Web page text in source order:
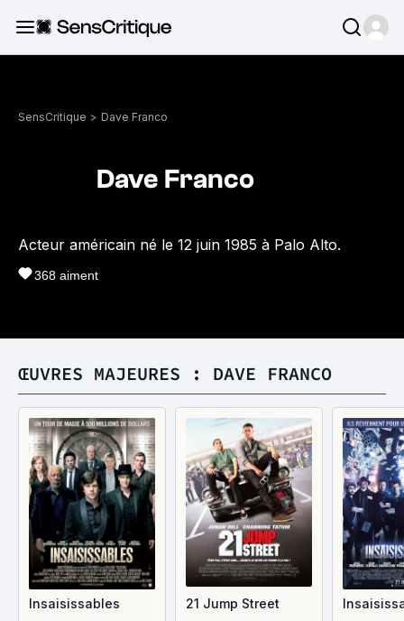
SensCritique > Dave Franco
Dave Franco
Acteur américain né le 12 juin 1985 à Palo Alto.
368 aiment
ŒUVRES MAJEURES : DAVE FRANCO
Insaisissables 21 Jump Street